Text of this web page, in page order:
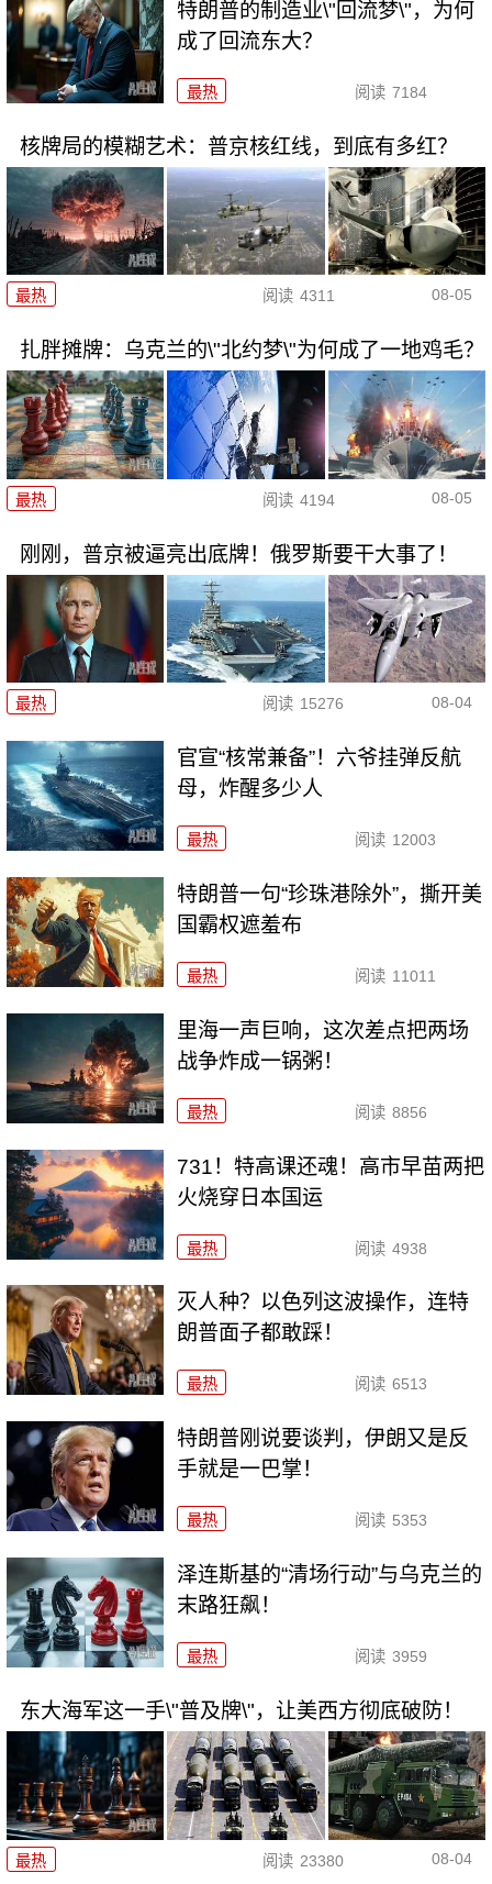
特朗普的制造业\"回流梦\"，为何
成了回流东大？
最热 阅读 7184
核牌局的模糊艺术：普京核红线，到底有多红？
最热 阅读 4311 08-05
扎胖摊牌：乌克兰的\"北约梦\"为何成了一地鸡毛？
最热 阅读 4194 08-05
刚刚，普京被逼亮出底牌！俄罗斯要干大事了！
最热 阅读 15276 08-04
官宣“核常兼备”！六爷挂弹反航
母，炸醒多少人
最热 阅读 12003
特朗普一句“珍珠港除外”，撕开美
国霸权遮羞布
最热 阅读 11011
里海一声巨响，这次差点把两场
战争炸成一锅粥！
最热 阅读 8856
731！特高课还魂！高市早苗两把
火烧穿日本国运
最热 阅读 4938
灭人种？以色列这波操作，连特
朗普面子都敢踩！
最热 阅读 6513
特朗普刚说要谈判，伊朗又是反
手就是一巴掌！
最热 阅读 5353
泽连斯基的“清场行动”与乌克兰的
末路狂飙！
最热 阅读 3959
东大海军这一手\"普及牌\"，让美西方彻底破防！
最热 阅读 23380 08-04